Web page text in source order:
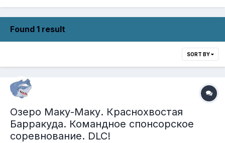
Found 1 result
SORT BY
Озеро Маку-Маку. Краснохвостая
Барракуда. Командное спонсорское
соревнование. DLC!